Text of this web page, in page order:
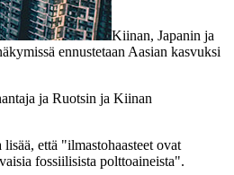
Kiinan, Japanin ja
ennustetaan Aasian kasvuksi
ja Ruotsin ja Kiinan
että "ilmastohaasteet ovat
fossiilisista polttoaineista".